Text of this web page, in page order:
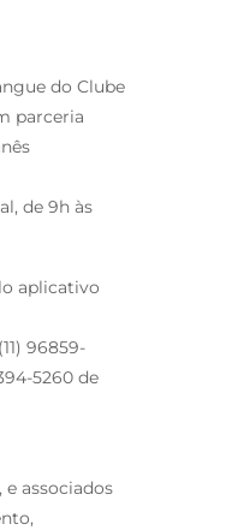
do Clube
parceria
de 9h às
aplicativo
96859-
5260 de
e associados